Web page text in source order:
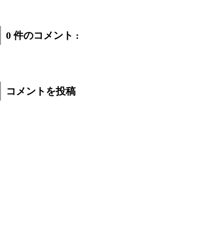
0 件のコメント :
コメントを投稿